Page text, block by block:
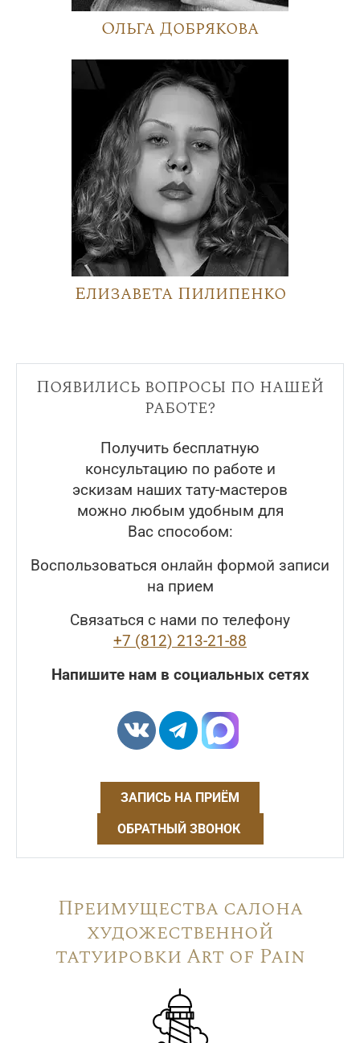
Ольга Добрякова
Елизавета Пилипенко
Появились вопросы по нашей
работе?
Получить бесплатную
консультацию по работе и
эскизам наших тату-мастеров
можно любым удобным для
Вас способом:
Воспользоваться онлайн формой записи
на прием
Связаться с нами по телефону
+7 (812) 213-21-88
Напишите нам в социальных сетях
ЗАПИСЬ НА ПРИЁМ
ОБРАТНЫЙ ЗВОНОК
Преимущества салона
художественной
татуировки Art of Pain